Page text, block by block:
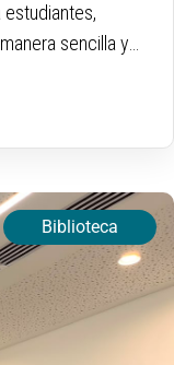
sencilla y
datos, utilizando
Biblioteca